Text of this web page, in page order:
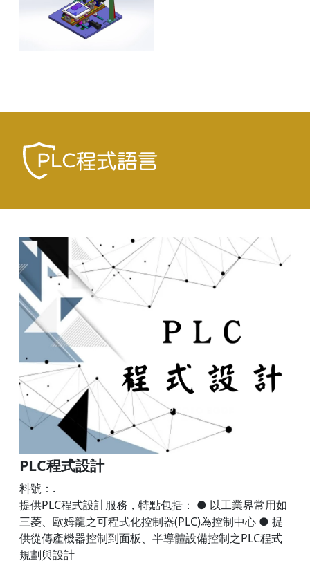
PLC程式設計
料號：.
提供PLC程式設計服務，特點包括： ● 以工業界常用如
三菱、歐姆龍之可程式化控制器(PLC)為控制中心 ● 提
供從傳產機器控制到面板、半導體設備控制之PLC程式
規劃與設計